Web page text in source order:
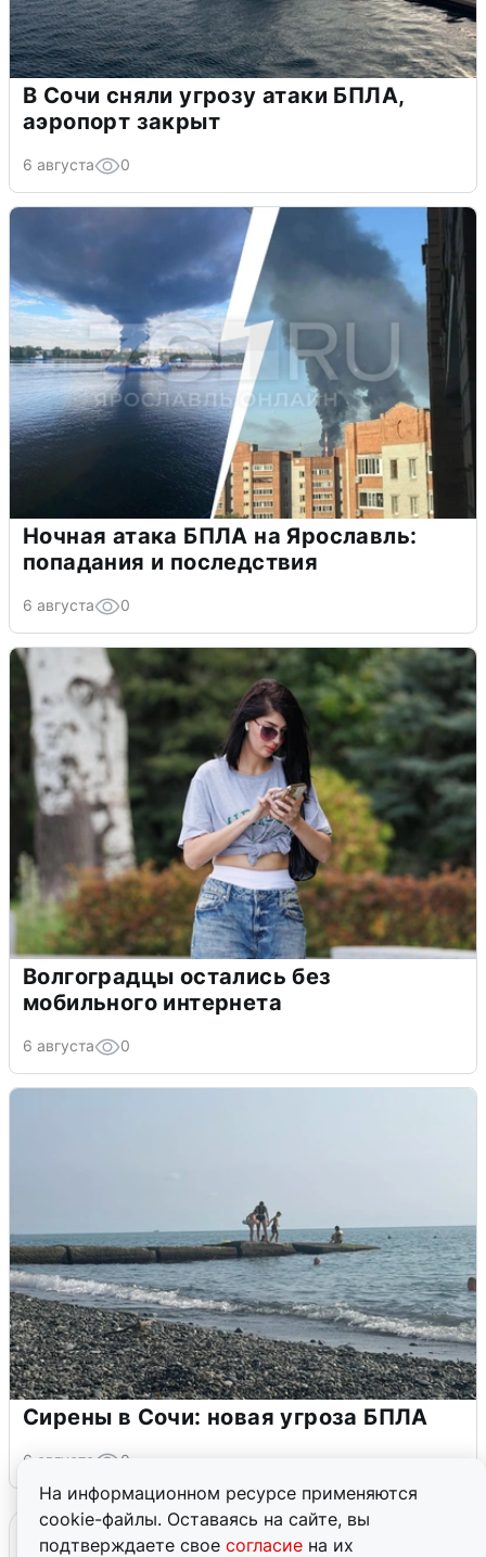
На информационном ресурсе применяются
cookie-файлы. Оставаясь на сайте, вы
подтверждаете свое согласие на их
В Сочи сняли угрозу атаки БПЛА,
аэропорт закрыт
6 августа 0
Ночная атака БПЛА на Ярославль:
попадания и последствия
6 августа 0
Волгоградцы остались без
мобильного интернета
6 августа 0
Сирены в Сочи: новая угроза БПЛА
6 августа 0